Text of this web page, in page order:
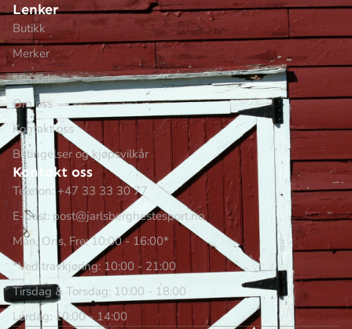
Lenker
Butikk
Merker
Min side
Om oss
Kontakt oss
Betingelser og kjøpsvilkår
Kontakt oss
Telefon: +47 33 33 30 77
E-post: post@jarlsberghestesport.no
Man, Ons, Fre: 10:00 - 16:00*
*Ved travkjøring: 10:00 - 21:00
Tirsdag & Torsdag: 10:00 - 18:00
Lørdag: 10:00 - 14:00